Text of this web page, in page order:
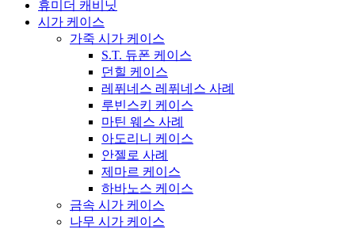
휴미더 캐비닛
시가 케이스
가죽 시가 케이스
S.T. 듀폰 케이스
던힐 케이스
레퓌네스 레퓌네스 사례
루빈스키 케이스
마틴 웨스 사례
아도리니 케이스
안젤로 사례
제마르 케이스
하바노스 케이스
금속 시가 케이스
나무 시가 케이스